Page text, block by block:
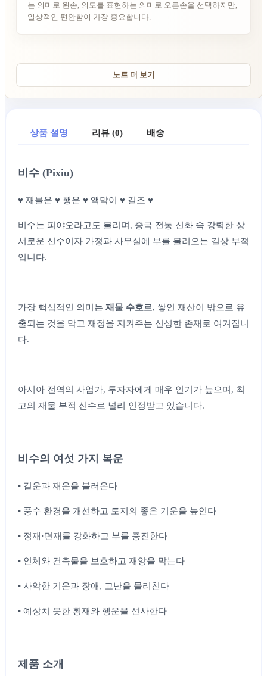
는 의미로 왼손, 의도를 표현하는 의미로 오른손을 선택하지만,
일상적인 편안함이 가장 중요합니다.
노트 더 보기
비수 (Pixiu)
♥ 재물운 ♥ 행운 ♥ 액막이 ♥ 길조 ♥
비수는 피야오라고도 불리며, 중국 전통 신화 속 강력한 상
서로운 신수이자 가정과 사무실에 부를 불러오는 길상 부적
입니다.
가장 핵심적인 의미는 재물 수호로, 쌓인 재산이 밖으로 유
출되는 것을 막고 재정을 지켜주는 신성한 존재로 여겨집니
다.
아시아 전역의 사업가, 투자자에게 매우 인기가 높으며, 최
고의 재물 부적 신수로 널리 인정받고 있습니다.
비수의 여섯 가지 복운
• 길운과 재운을 불러온다
• 풍수 환경을 개선하고 토지의 좋은 기운을 높인다
• 정재·편재를 강화하고 부를 증진한다
• 인체와 건축물을 보호하고 재앙을 막는다
• 사악한 기운과 장애, 고난을 물리친다
• 예상치 못한 횡재와 행운을 선사한다
제품 소개
상품 설명 리뷰 (0) 배송